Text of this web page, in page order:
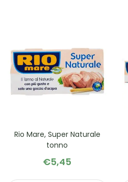
Rio Mare, Super Naturale
tonno
€5,45